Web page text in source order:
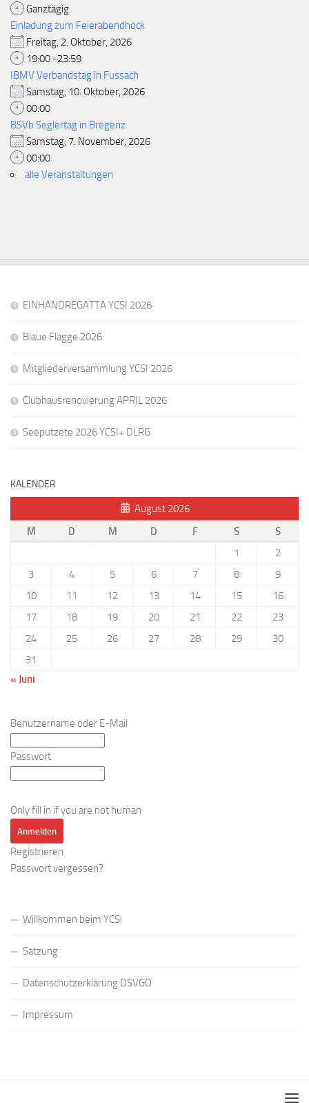
Ganztägig
Einladung zum Feierabendhock
Freitag, 2. Oktober, 2026
19:00 -23:59
IBMV Verbandstag in Fussach
Samstag, 10. Oktober, 2026
00:00
BSVb Seglertag in Bregenz
Samstag, 7. November, 2026
00:00
alle Veranstaltungen
EINHANDREGATTA YCSI 2026
Blaue Flagge 2026
Mitgliederversammlung YCSI 2026
Clubhausrenovierung APRIL 2026
Seeputzete 2026 YCSI+ DLRG
KALENDER
August 2026
M
D M D F S
S
1
2
3
4 5 6 7 8
9
10
11 12 13 14 15
16
17
18 19 20 21 22
23
24
25 26 27 28 29
30
31
« Juni
Benutzername oder E-Mail
Passwort
Only fill in if you are not human
Registrieren
Passwort vergessen?
Willkommen beim YCSi
Satzung
Datenschutzerklärung DSVGO
Impressum